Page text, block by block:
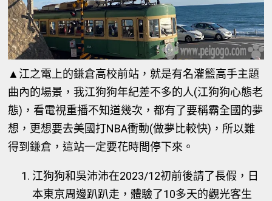
▲江之電上的鎌倉高校前站，就是有名灌籃高手主題
曲內的場景，我江狗狗年紀差不多的人(江狗狗心態老
態)，看電視重播不知道幾次，都有了要稱霸全國的夢
想，更想要去美國打NBA衝動(做夢比較快)，所以難
得到鎌倉，這站一定要花時間停下來。
江狗狗和吳沛沛在2023/12初前後請了長假，日
本東京周邊趴趴走，體驗了10多天的觀光客生